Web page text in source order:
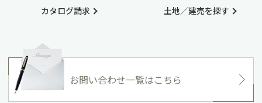
カタログ請求 土地／建売を探す
お問い合わせ一覧はこちら